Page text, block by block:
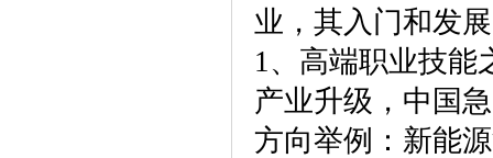
业，其入门和发
1、高端职业技能
产业升级，中国
方向举例：新能